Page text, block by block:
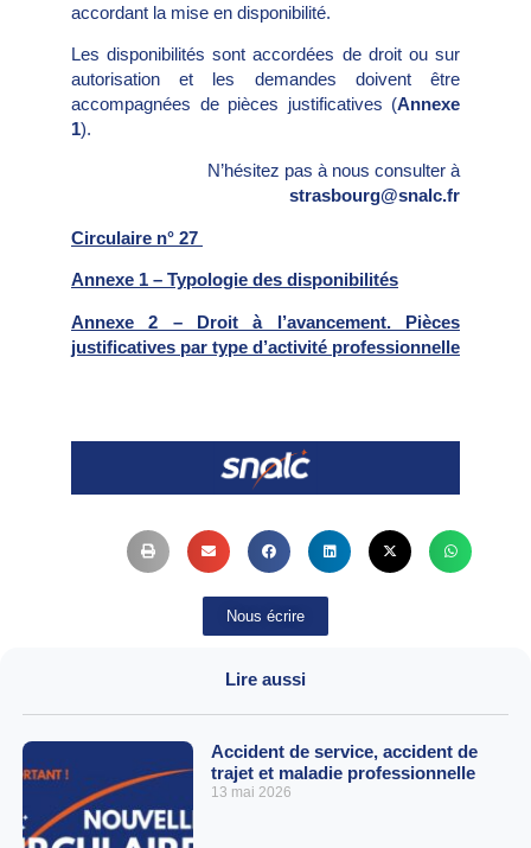
accordant la mise en disponibilité.
Les disponibilités sont accordées de droit ou sur
autorisation et les demandes doivent être
accompagnées de pièces justificatives (Annexe
1).
N’hésitez pas à nous consulter à
strasbourg@snalc.fr
Circulaire n° 27
Annexe 1 – Typologie des disponibilités
Annexe 2 – Droit à l’avancement. Pièces
justificatives par type d’activité professionnelle
Nous écrire
Lire aussi
Accident de service, accident de
trajet et maladie professionnelle
13 mai 2026